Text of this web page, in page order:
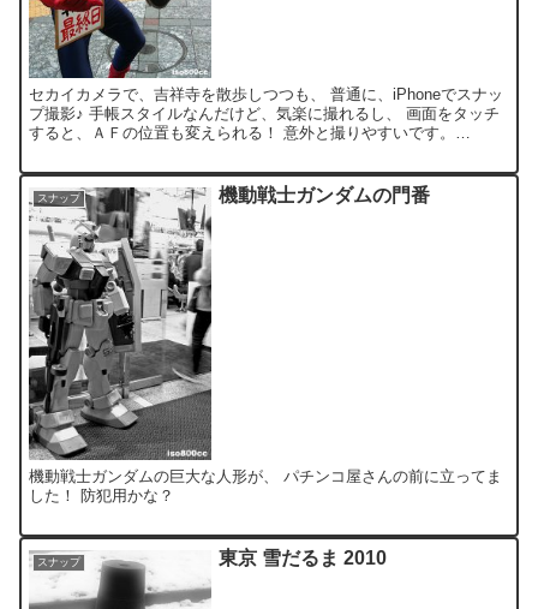
セカイカメラで、吉祥寺を散歩しつつも、 普通に、iPhoneでスナッ
プ撮影♪ 手帳スタイルなんだけど、気楽に撮れるし、 画面をタッチ
すると、ＡＦの位置も変えられる！ 意外と撮りやすいです。
スナップ 機動戦士ガンダムの門番
機動戦士ガンダムの巨大な人形が、 パチンコ屋さんの前に立ってま
した！ 防犯用かな？
スナップ 東京 雪だるま 2010